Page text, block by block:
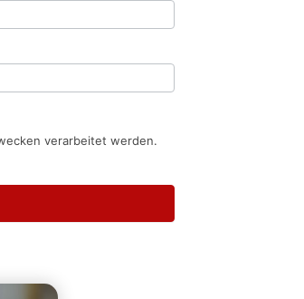
verarbeitet werden.